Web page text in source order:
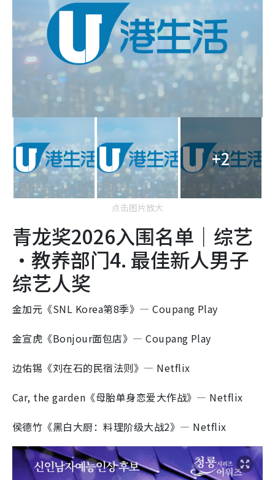
+2
点击图片放大
青龙奖2026入围名单｜综艺
·教养部门4. 最佳新人男子
综艺人奖
金加元《SNL Korea第8季》— Coupang Play
金宣虎《Bonjour面包店》— Coupang Play
边佑锡《刘在石的民宿法则》— Netflix
Car, the garden《母胎单身恋爱大作战》— Netflix
侯德竹《黑白大厨：料理阶级大战2》— Netflix